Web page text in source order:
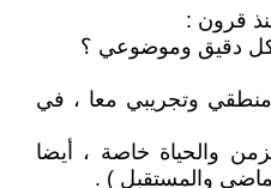
قرون :
دقيق وموضوعي ؟
وتجريبي معا ، في
والحياة خاصة ، أيضا
والمستقبل ) .